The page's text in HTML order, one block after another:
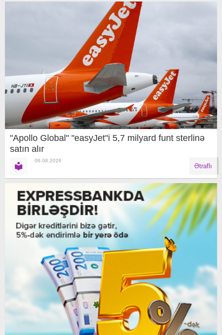
"Apollo Global" "easyJet"i 5,7 milyard funt sterlinə
satın alır
06.08.2026
Ətraflı